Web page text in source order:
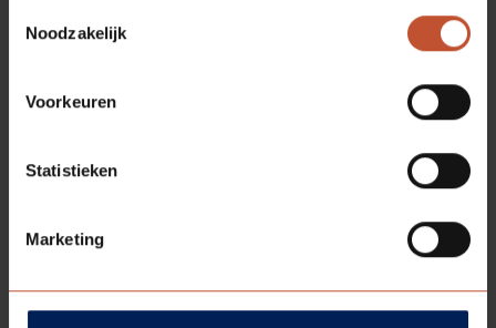
Noodzakelijk
Voorkeuren
Statistieken
Marketing